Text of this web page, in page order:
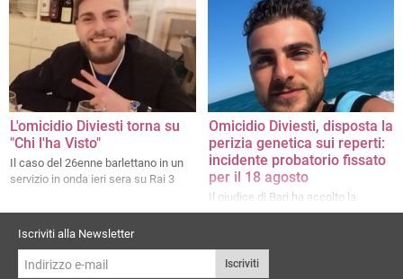
festeggiare, amici e familiari
rilanciano l’appello alla verità
L'omicidio Diviesti torna su
"Chi l'ha Visto"
Il caso del 26enne barlettano in un
servizio in onda ieri sera su Rai 3
Omicidio Diviesti, disposta la
perizia genetica sui reperti:
incidente probatorio fissato
per il 18 agosto
Il giudice di Bari ha accolto la
richiesta della Procura: saranno
Minervino, Canosa e Barletta
Iscriviti alla Newsletter
Iscriviti